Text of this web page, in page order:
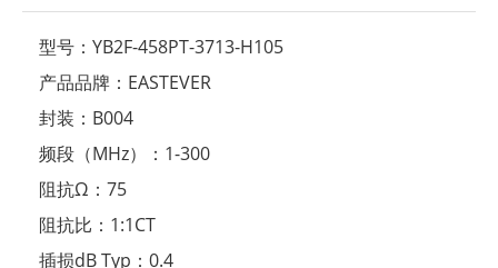
型号： YB2F-458PT-3713-H105
产品品牌： EASTEVER
封装： B004
频段（MHz）： 1-300
阻抗Ω： 75
阻抗比： 1:1CT
插损dB Typ： 0.4